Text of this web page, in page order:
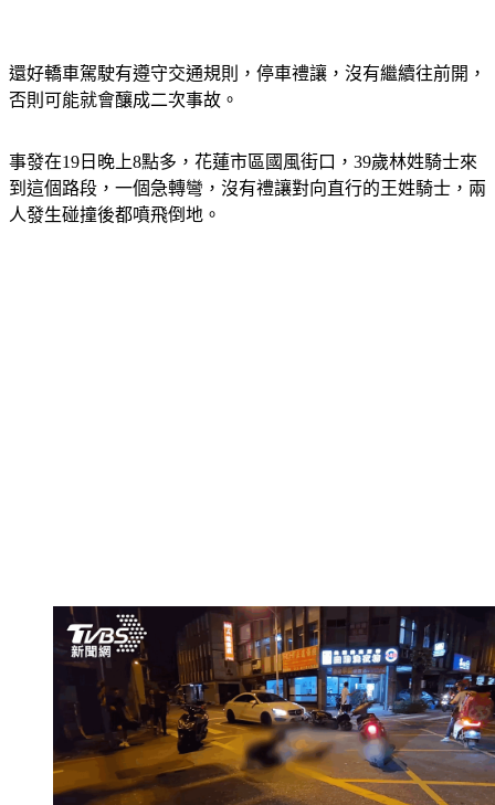
還好轎車駕駛有遵守交通規則，停車禮讓，沒有繼續往前開，
事發在19日晚上8點多，花蓮市區國風街口，39歲林姓騎士來
到這個路段，一個急轉彎，沒有禮讓對向直行的王姓騎士，兩